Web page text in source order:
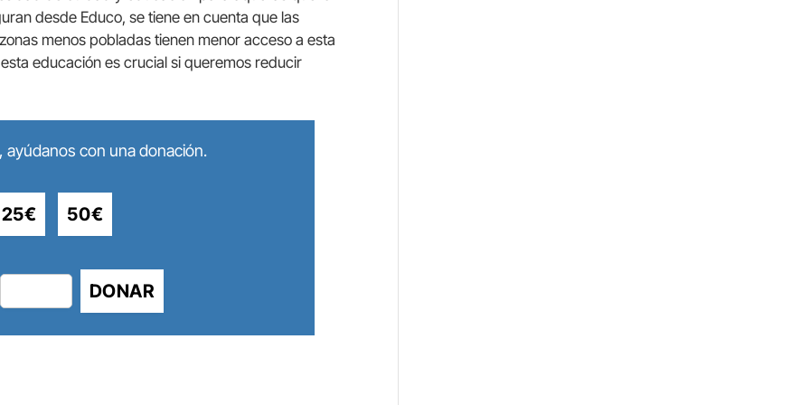
desde Educo, se tiene en cuenta que las
menos pobladas tienen menor acceso a esta
educación es crucial si queremos reducir
con una donación.
25€ 50€
DONAR